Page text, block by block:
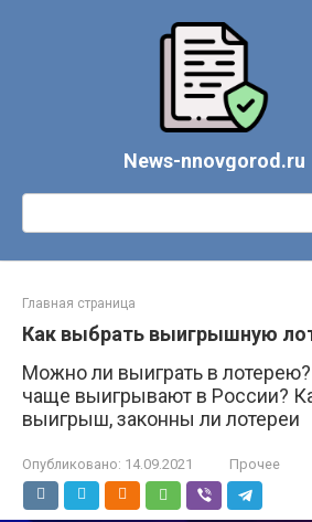
News-nnovgorod.ru
Поиск:
Главная страница
Как выбрать выигрышную
Можно ли выиграть в лотерею?
чаще выигрывают в России?
выигрыш, законны ли лотереи
Опубликовано: 14.09.2021 Прочее